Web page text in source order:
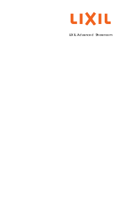
LIXIL Advanced Showroom